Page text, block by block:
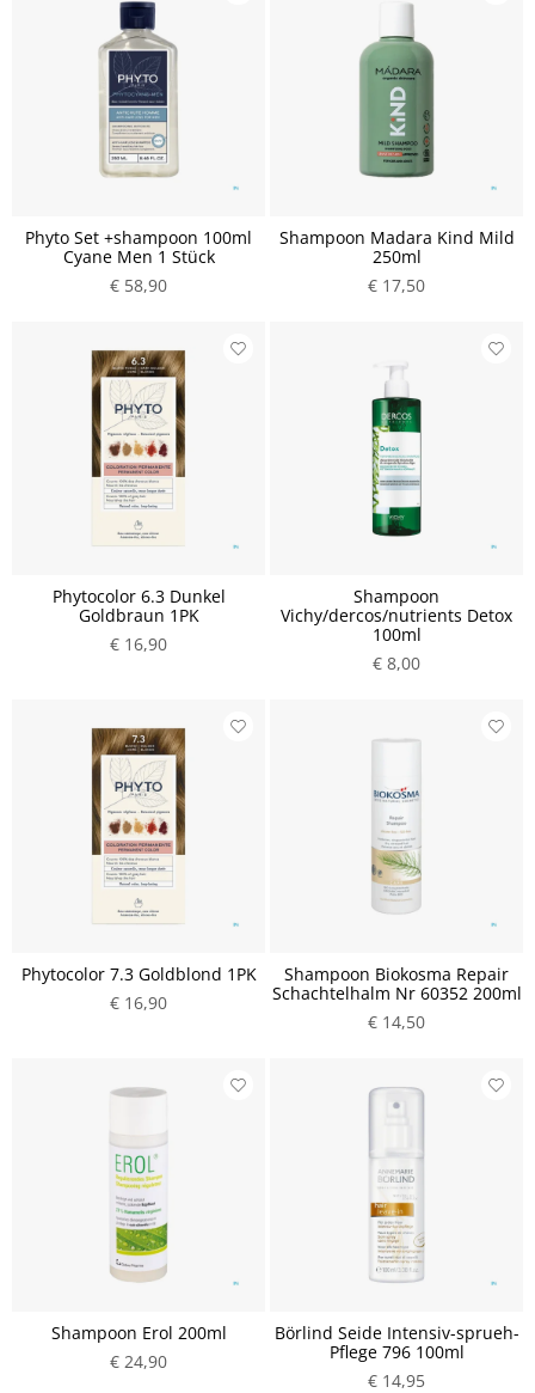
Phyto Set +shampoon 100ml
Cyane Men 1 Stück
€ 58,90
Shampoon Madara Kind Mild
250ml
€ 17,50
Phytocolor 6.3 Dunkel
Goldbraun 1PK
€ 16,90
Shampoon
Vichy/dercos/nutrients Detox
100ml
€ 8,00
Phytocolor 7.3 Goldblond 1PK
€ 16,90
Shampoon Biokosma Repair
Schachtelhalm Nr 60352 200ml
€ 14,50
Shampoon Erol 200ml
€ 24,90
Börlind Seide Intensiv-sprueh-
Pflege 796 100ml
€ 14,95